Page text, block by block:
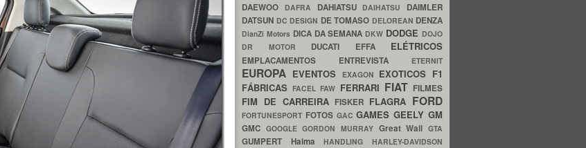
DAEWOO DAFRA DAHIATSU DAIHATSU DAIMLER
DATSUN DC DESIGN DE TOMASO DELOREAN DENZA
DianZi Motors DICA DA SEMANA DKW DODGE DOJO
DR MOTOR DUCATI EFFA ELÉTRICOS
EMPLACAMENTOS ENTREVISTA ETERNIT
EUROPA EVENTOS EXAGON EXOTICOS F1
FÁBRICASFACELFAW FERRARI FIAT FILMES
FIM DE CARREIRA FISKER FLAGRA FORD
FORTUNESPORT FOTOS GACGAMESGEELYGM
GMC GOOGLEGORDON MURRAY Great WallGTA
GUMPERT HaimaHANDLINGHARLEY-DAVIDSON